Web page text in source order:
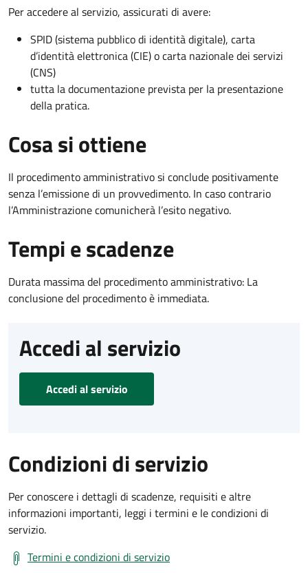
Per accedere al servizio, assicurati di avere:
SPID (sistema pubblico di identità digitale), carta
d’identità elettronica (CIE) o carta nazionale dei servizi
(CNS)
tutta la documentazione prevista per la presentazione
della pratica.
Cosa si ottiene
Il procedimento amministrativo si conclude positivamente
senza l’emissione di un provvedimento. In caso contrario
l’Amministrazione comunicherà l’esito negativo.
Tempi e scadenze
Durata massima del procedimento amministrativo: La
conclusione del procedimento è immediata.
Accedi al servizio
Accedi al servizio
Condizioni di servizio
Per conoscere i dettagli di scadenze, requisiti e altre
informazioni importanti, leggi i termini e le condizioni di
servizio.
Termini e condizioni di servizio